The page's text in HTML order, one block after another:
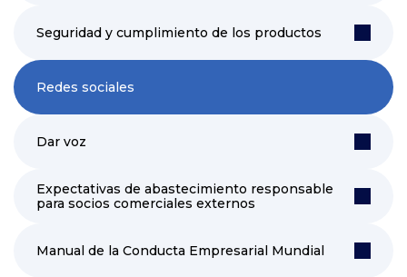
Seguridad y cumplimiento de los productos
Redes sociales
Dar voz
Expectativas de abastecimiento responsable
para socios comerciales externos
Manual de la Conducta Empresarial Mundial